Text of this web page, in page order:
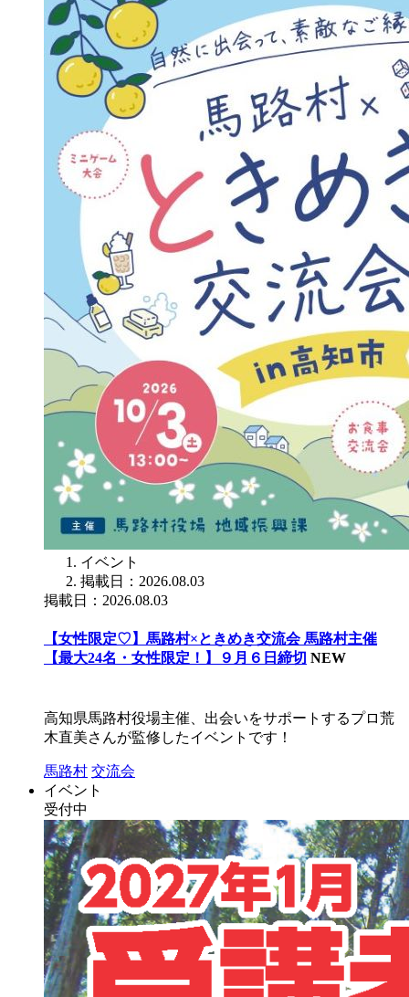
イベント
掲載日：2026.08.03
掲載日：2026.08.03
【女性限定♡】馬路村×ときめき交流会 馬路村主催
【最大24名・女性限定！】９月６日締切 NEW
高知県馬路村役場主催、出会いをサポートするプロ荒
木直美さんが監修したイベントです！
馬路村 交流会
イベント
受付中